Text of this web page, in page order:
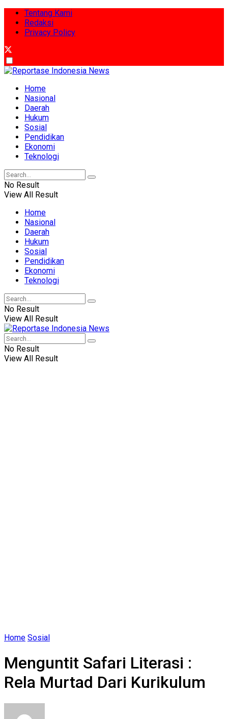
Tentang Kami
Redaksi
Privacy Policy
Home
Nasional
Daerah
Hukum
Sosial
Pendidikan
Ekonomi
Teknologi
No Result
View All Result
Home
Nasional
Daerah
Hukum
Sosial
Pendidikan
Ekonomi
Teknologi
No Result
View All Result
No Result
View All Result
Home Sosial
Menguntit Safari Literasi :
Rela Murtad Dari Kurikulum